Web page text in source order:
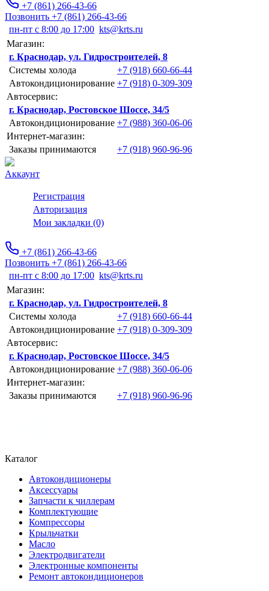
+7 (861) 266-43-66
Позвонить +7 (861) 266-43-66
пн-пт с 8:00 до 17:00 kts@krts.ru
Магазин:
г. Краснодар, ул. Гидростроителей, 8
Системы холода
+7 (918) 660-66-44
Автокондиционирование +7 (918) 0-309-309
Автосервис:
г. Краснодар, Ростовское Шоссе, 34/5
Автокондиционирование +7 (988) 360-06-06
Интернет-магазин:
Заказы принимаются
+7 (918) 960-96-96
Аккаунт
Регистрация
Авторизация
Мои закладки (0)
+7 (861) 266-43-66
Позвонить +7 (861) 266-43-66
пн-пт с 8:00 до 17:00 kts@krts.ru
Магазин:
г. Краснодар, ул. Гидростроителей, 8
Системы холода
+7 (918) 660-66-44
Автокондиционирование +7 (918) 0-309-309
Автосервис:
г. Краснодар, Ростовское Шоссе, 34/5
Автокондиционирование +7 (988) 360-06-06
Интернет-магазин:
Заказы принимаются
+7 (918) 960-96-96
Каталог
Автокондиционеры
Аксессуары
Запчасти к чиллерам
Комплектующие
Компрессоры
Крыльчатки
Масло
Электродвигатели
Электронные компоненты
Ремонт автокондиционеров